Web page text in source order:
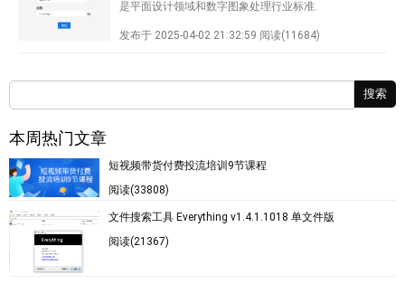
是平面设计领域和数字图象处理行业标准.
发布于 2025-04-02 21:32:59 阅读(11684)
搜索
本周热门文章
短视频带货付费投流培训9节课程
阅读(33808)
文件搜索工具 Everything v1.4.1.1018 单文件版
阅读(21367)